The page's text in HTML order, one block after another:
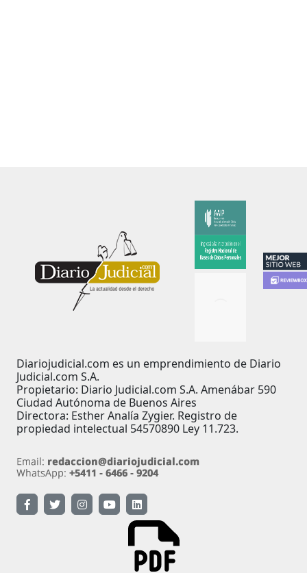
Diariojudicial.com es un emprendimiento de Diario
Judicial.com S.A.
Propietario: Diario Judicial.com S.A. Amenábar 590
Ciudad Autónoma de Buenos Aires
Directora: Esther Analía Zygier. Registro de
propiedad intelectual 54570890 Ley 11.723.